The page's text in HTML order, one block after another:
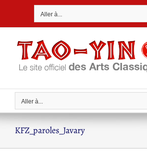
Aller à...
Aller à...
KFZ_paroles_Javary